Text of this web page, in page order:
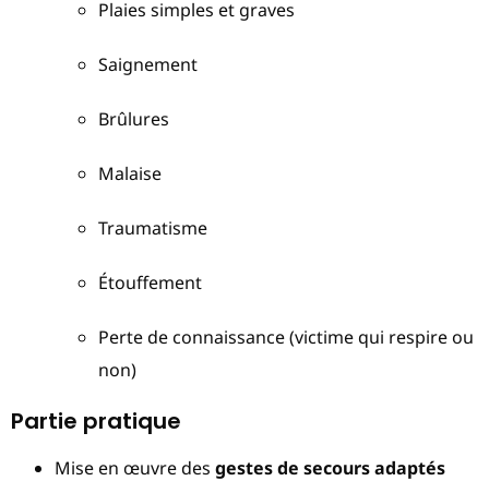
Plaies simples et graves
Saignement
Brûlures
Malaise
Traumatisme
Étouffement
Perte de connaissance (victime qui respire ou
non)
Partie pratique
Mise en œuvre des gestes de secours adaptés